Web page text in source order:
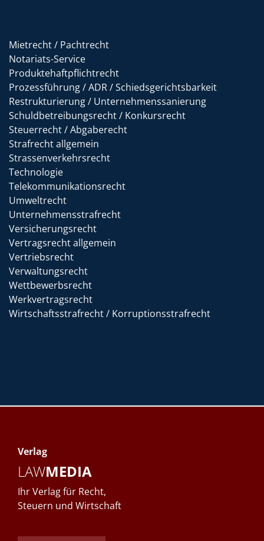
Mietrecht / Pachtrecht
Notariats-Service
Produktehaftpflichtrecht
Prozessführung / ADR / Schiedsgerichtsbarkeit
Restrukturierung / Unternehmenssanierung
Schuldbetreibungsrecht / Konkursrecht
Steuerrecht / Abgaberecht
Strafrecht allgemein
Strassenverkehrsrecht
Technologie
Telekommunikationsrecht
Umweltrecht
Unternehmensstrafrecht
Versicherungsrecht
Vertragsrecht allgemein
Vertriebsrecht
Verwaltungsrecht
Wettbewerbsrecht
Werkvertragsrecht
Wirtschaftsstrafrecht / Korruptionsstrafrecht
Verlag
LAWMEDIA
Ihr Verlag für Recht,
Steuern und Wirtschaft